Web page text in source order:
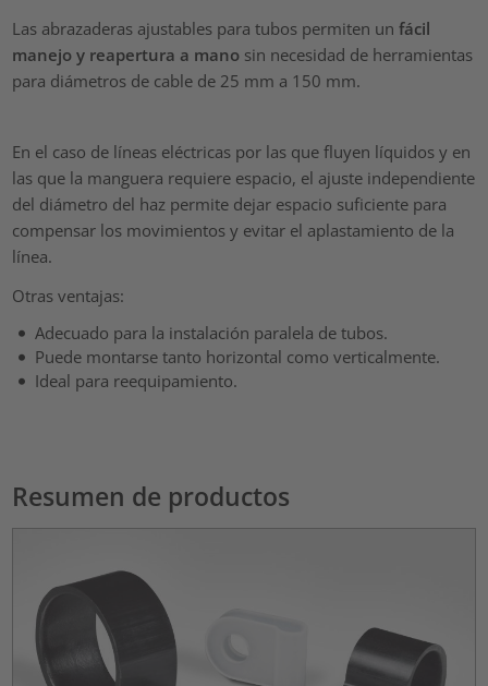
Las abrazaderas ajustables para tubos permiten unfácil
manejo y reapertura a mano sin necesidad de herramientas
para diámetros de cable de 25 mm a 150 mm.
En el caso de líneas eléctricas por las que fluyen líquidos y en
las que la manguera requiere espacio, el ajuste independiente
del diámetro del haz permite dejar espacio suficiente para
compensar los movimientos y evitar el aplastamiento de la
línea.
Otras ventajas:
Adecuado para la instalación paralela de tubos.
Puede montarse tanto horizontal como verticalmente.
Ideal para reequipamiento.
Resumen de productos